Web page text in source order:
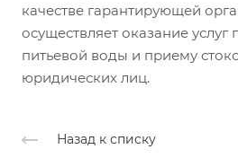
качестве гарантирующей
осуществляет оказание услуг
питьевой воды и приему
юридических лиц.
Назад к списку